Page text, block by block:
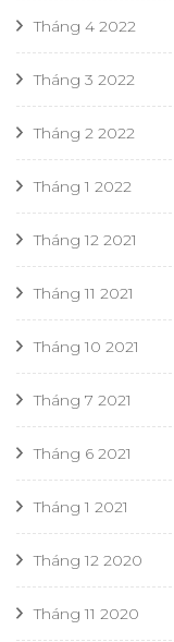
Tháng 4 2022
Tháng 3 2022
Tháng 2 2022
Tháng 1 2022
Tháng 12 2021
Tháng 11 2021
Tháng 10 2021
Tháng 7 2021
Tháng 6 2021
Tháng 1 2021
Tháng 12 2020
Tháng 11 2020